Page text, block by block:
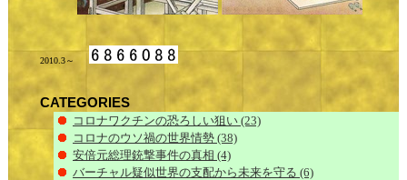
2010.3～
CATEGORIES
コロナワクチンの恐ろしい狙い (23)
コロナのウソ禍の世界情勢 (38)
安倍元総理銃撃事件の真相 (4)
バーチャル疑似世界の支配から未来を守る (6)